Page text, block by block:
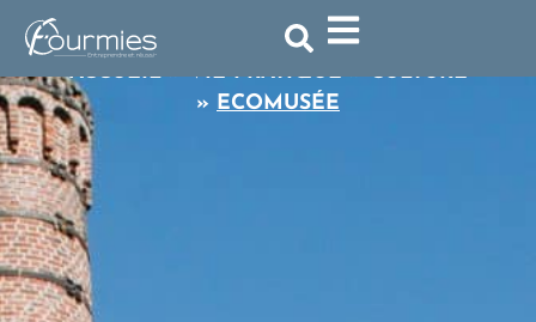
Ecomusée
ACCUEIL»VIE PRATIQUE»CULTURE
»
ECOMUSÉE